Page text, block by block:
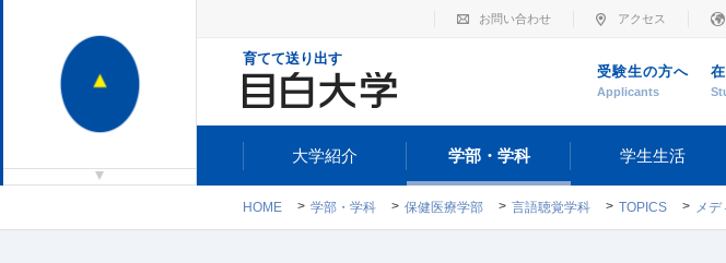
育てて送り出す
お問い合わせ アクセス
受験生の方へ
Applicants
大学紹介 学部・学科 学生生活
HOME 学部・学科 保健医療学部 言語聴覚学科 TOPICS メデ